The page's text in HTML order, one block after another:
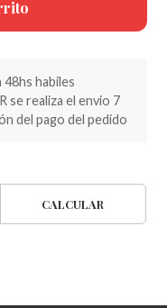
48hs habiles
se realiza el envio 7
del pago del pedido
CALCULAR